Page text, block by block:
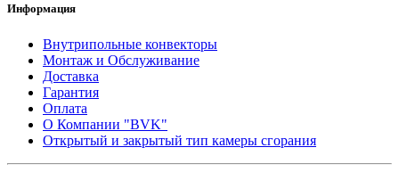
Информация
Внутрипольные конвекторы
Монтаж и Обслуживание
Доставка
Гарантия
Оплата
О Компании "BVK"
Открытый и закрытый тип камеры сгорания